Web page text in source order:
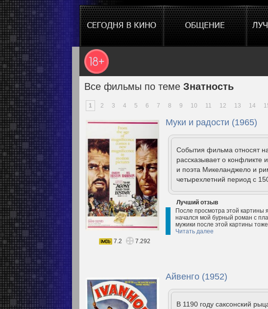
Все фильмы по теме Знатность
1 2 3 4 5 6 7 8 9 10 11 12 13 14
Муки и радости (1965)
События фильма относят
рассказывает о конфликте
и поэта Микеланджело и
четырехлетний период с
Лучший отзыв
После просмотра этой картины
начался мой бурный роман с
мужики после этой картины
Читать далее
7.2
7.292
Айвенго (1952)
В 1190 году саксонский